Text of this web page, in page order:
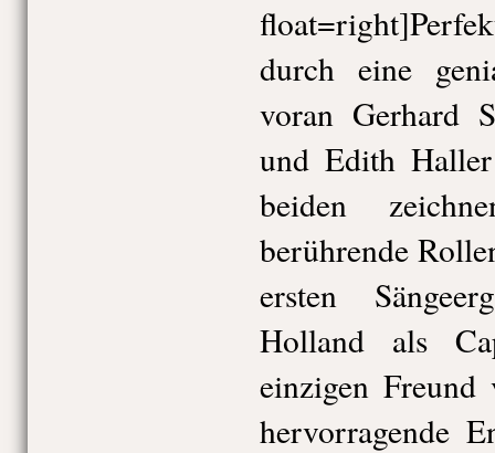
durch eine
voran Gerhard
und Edith
beiden
berührende
ersten
Holland als
einzigen Freund
hervorragende